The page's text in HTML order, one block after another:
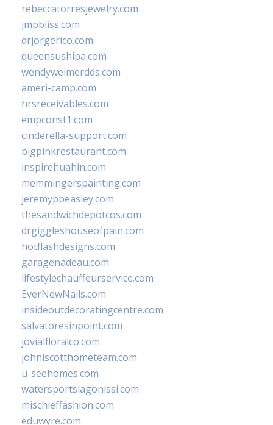
rebeccatorresjewelry.com
jmpbliss.com
drjorgerico.com
queensushipa.com
wendyweimerdds.com
ameri-camp.com
hrsreceivables.com
empconst1.com
cinderella-support.com
bigpinkrestaurant.com
inspirehuahin.com
memmingerspainting.com
jeremypbeasley.com
thesandwichdepotcos.com
drgiggleshouseofpain.com
hotflashdesigns.com
garagenadeau.com
lifestylechauffeurservice.com
EverNewNails.com
insideoutdecoratingcentre.com
salvatoresinpoint.com
jovialfloralco.com
johnlscotthometeam.com
u-seehomes.com
watersportslagonissi.com
mischieffashion.com
eduwyre.com